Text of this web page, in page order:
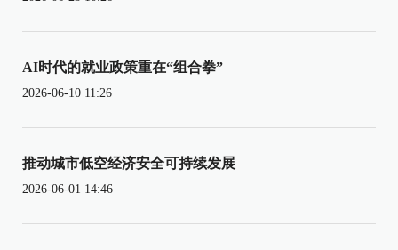
AI时代的就业政策重在“组合拳”
2026-06-10 11:26
推动城市低空经济安全可持续发展
2026-06-01 14:46